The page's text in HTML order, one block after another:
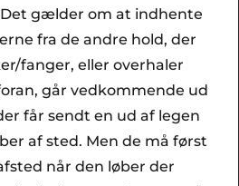
gælder om at indhente
fra de andre hold, der
fanger, eller overhaler
går vedkommende ud
får sendt en ud af legen
af sted. Men de må først
når den løber der